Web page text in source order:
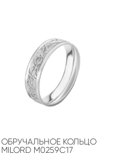
ОБРУЧАЛЬНОЕ КОЛЬЦО
MILORD М0259С17